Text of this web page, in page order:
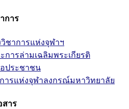
การ
ชาการแห่งจุฬาฯ
การล่ามเฉลิมพระเกียรติ
ประชาชน
ารแห่งจุฬาลงกรณ์มหาวิทยาลัย
สาร